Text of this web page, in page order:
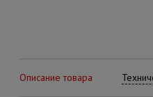
Описание товара